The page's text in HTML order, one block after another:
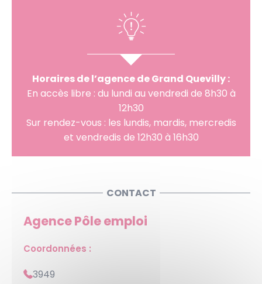
Horaires de l’agence de Grand Quevilly :
En accès libre : du lundi au vendredi de 8h30 à
12h30
Sur rendez-vous : les lundis, mardis, mercredis
et vendredis de 12h30 à 16h30
CONTACT
Agence Pôle emploi
Coordonnées :
3949